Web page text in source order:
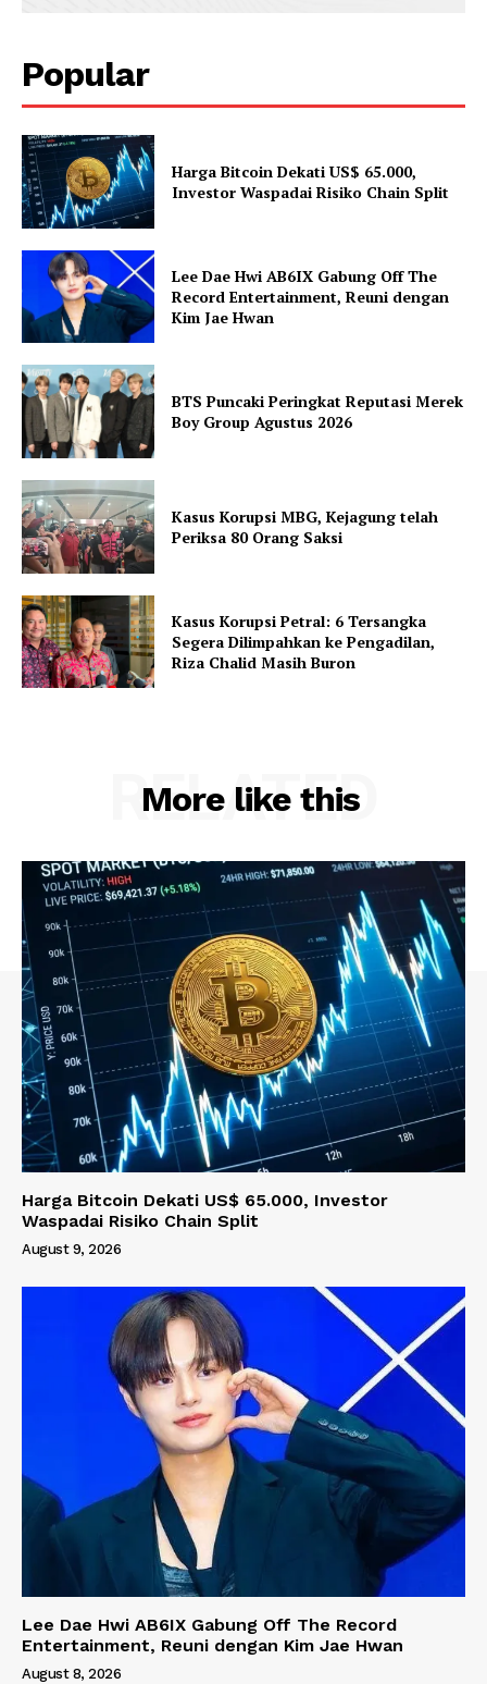
Popular
Harga Bitcoin Dekati US$ 65.000,
Investor Waspadai Risiko Chain Split
Lee Dae Hwi AB6IX Gabung Off The
Record Entertainment, Reuni dengan
Kim Jae Hwan
BTS Puncaki Peringkat Reputasi Merek
Boy Group Agustus 2026
Kasus Korupsi MBG, Kejagung telah
Periksa 80 Orang Saksi
Kasus Korupsi Petral: 6 Tersangka
Segera Dilimpahkan ke Pengadilan,
Riza Chalid Masih Buron
More like this
RELATED
Harga Bitcoin Dekati US$ 65.000, Investor
Waspadai Risiko Chain Split
August 9, 2026
Lee Dae Hwi AB6IX Gabung Off The Record
Entertainment, Reuni dengan Kim Jae Hwan
August 8, 2026